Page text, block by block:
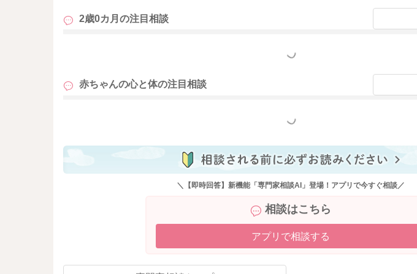
そうして「大丈夫だよ。ここにいるよ」と声をかけてあげてみるのもいいと思います。
お子さんの反応、叩くような様子も見られなくなっていくのではないかと思いました。
どうぞよろしくお願いします。
2歳0カ月の注目相談
もっと見る
赤ちゃんの心と体の注目相談
もっと見る
＼【即時回答】新機能「専門家相談AI」登場！アプリで今すぐ相談／
相談はこちら
アプリで相談する